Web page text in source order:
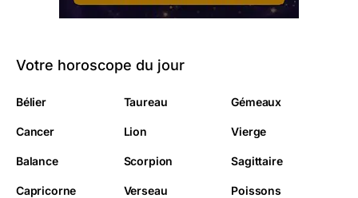
Votre horoscope du jour
Bélier Taureau Gémeaux
Cancer Lion Vierge
Balance Scorpion Sagittaire
Capricorne Verseau Poissons